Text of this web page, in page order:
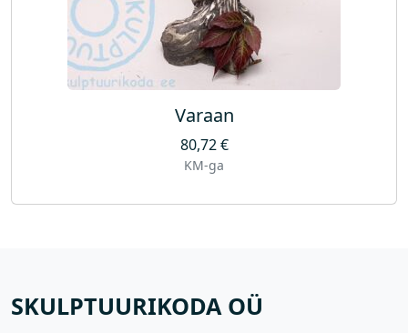
Varaan
80,72€
KM-ga
SKULPTUURIKODA OÜ